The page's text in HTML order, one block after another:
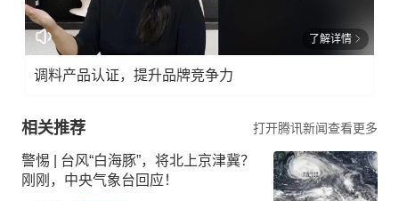
了解详情
调料产品认证，提升品牌竞争力
相关推荐 打开腾讯新闻查看更多
警惕 | 台风“白海豚”，将北上京津冀？
刚刚，中央气象台回应！